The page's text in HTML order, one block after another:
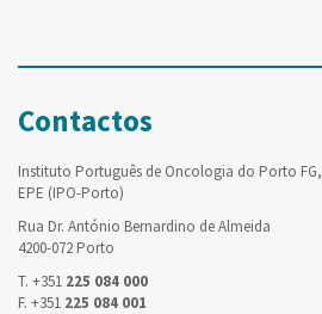
Contactos
Instituto Português de Oncologia do Porto FG,
EPE (IPO-Porto)
Rua Dr. António Bernardino de Almeida
4200-072 Porto
T. +351 225 084 000
F. +351 225 084 001